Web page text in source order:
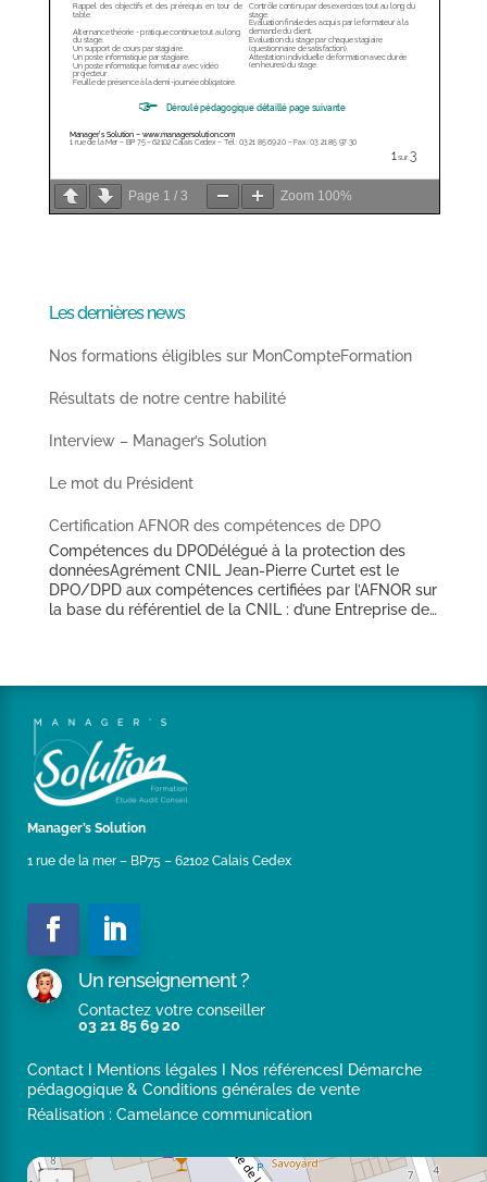
Page 1 / 3 Zoom 100%
Les dernières news
Nos formations éligibles sur MonCompteFormation
Résultats de notre centre habilité
Interview – Manager’s Solution
Le mot du Président
Certification AFNOR des compétences de DPO
Compétences du DPODélégué à la protection des
donnéesAgrément CNIL Jean-Pierre Curtet est le
DPO/DPD aux compétences certifiées par l’AFNOR sur
la base du référentiel de la CNIL : d’une Entreprise de
France de plus de 25 000 habitants (depuis juin
d’établissements sanitaires et médico-sociaux (depuis
juillet 2018),d’un groupe industriel d’envergure
internationale basé dans le Boulonnais (depuis juin
2019),d’une seconde Ville des Hauts de France de plus
de 15 000 habitants (depuis décembre 2019).
Manager’s Solution
1 rue de la mer – BP75 – 62102 Calais Cedex
Un renseignement ?
Contactez votre conseiller
03 21 85 69 20
Contact Mentions légales Nos références
Démarche
pédagogique & Conditions générales de vente
Réalisation : Camelance communication